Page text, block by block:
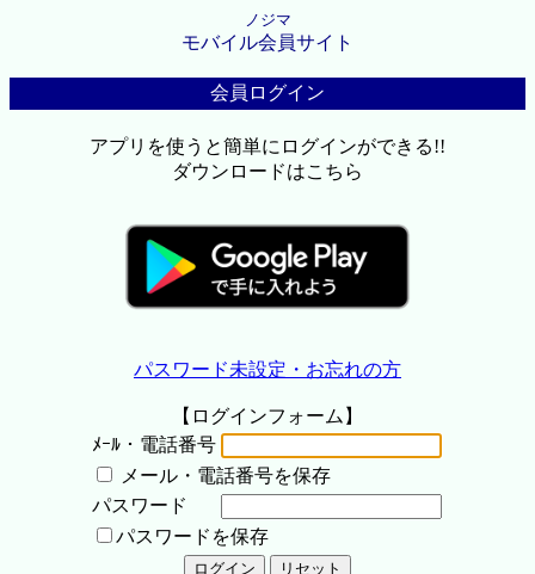
ノジマ
モバイル会員サイト
会員ログイン
アプリを使うと簡単にログインができる!!
ダウンロードはこちら
パスワード未設定・お忘れの方
【ログインフォーム】
ﾒｰﾙ・電話番号
メール・電話番号を保存
パスワード
パスワードを保存